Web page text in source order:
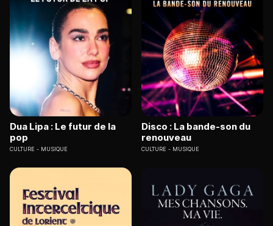
Dua Lipa : Le futur de la
pop
CULTURE MUSIQUE
Disco : La bande-son du
renouveau
CULTURE MUSIQUE